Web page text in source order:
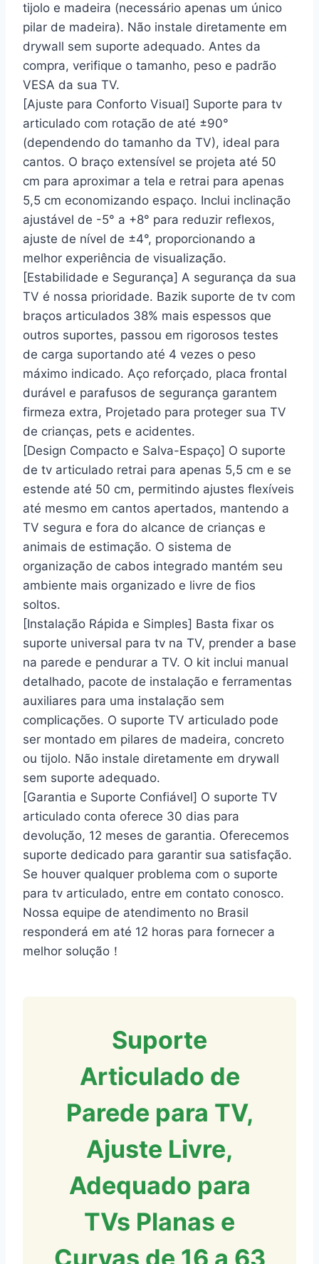
tijolo e madeira (necessário apenas um único
pilar de madeira). Não instale diretamente em
drywall sem suporte adequado. Antes da
compra, verifique o tamanho, peso e padrão
VESA da sua TV.
[Ajuste para Conforto Visual] Suporte para tv
articulado com rotação de até ±90°
(dependendo do tamanho da TV), ideal para
cantos. O braço extensível se projeta até 50
cm para aproximar a tela e retrai para apenas
5,5 cm economizando espaço. Inclui inclinação
ajustável de -5° a +8° para reduzir reflexos,
ajuste de nível de ±4°, proporcionando a
melhor experiência de visualização.
[Estabilidade e Segurança] A segurança da sua
TV é nossa prioridade. Bazik suporte de tv com
braços articulados 38% mais espessos que
outros suportes, passou em rigorosos testes
de carga suportando até 4 vezes o peso
máximo indicado. Aço reforçado, placa frontal
durável e parafusos de segurança garantem
firmeza extra, Projetado para proteger sua TV
de crianças, pets e acidentes.
[Design Compacto e Salva-Espaço] O suporte
de tv articulado retrai para apenas 5,5 cm e se
estende até 50 cm, permitindo ajustes flexíveis
até mesmo em cantos apertados, mantendo a
TV segura e fora do alcance de crianças e
animais de estimação. O sistema de
organização de cabos integrado mantém seu
ambiente mais organizado e livre de fios
soltos.
[Instalação Rápida e Simples] Basta fixar os
suporte universal para tv na TV, prender a base
na parede e pendurar a TV. O kit inclui manual
detalhado, pacote de instalação e ferramentas
auxiliares para uma instalação sem
complicações. O suporte TV articulado pode
ser montado em pilares de madeira, concreto
ou tijolo. Não instale diretamente em drywall
sem suporte adequado.
[Garantia e Suporte Confiável] O suporte TV
articulado conta oferece 30 dias para
devolução, 12 meses de garantia. Oferecemos
suporte dedicado para garantir sua satisfação.
Se houver qualquer problema com o suporte
para tv articulado, entre em contato conosco.
Nossa equipe de atendimento no Brasil
responderá em até 12 horas para fornecer a
melhor solução！
Suporte
Articulado de
Parede para TV,
Ajuste Livre,
Adequado para
TVs Planas e
Curvas de 16 a 63